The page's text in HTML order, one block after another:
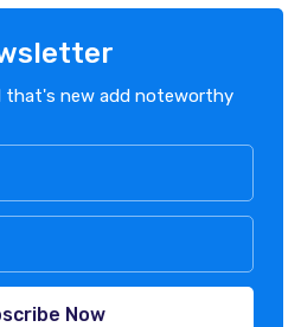
that's new add noteworthy
Now